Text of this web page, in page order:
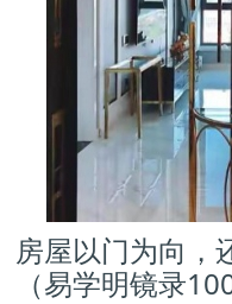
房屋以门为向，
（易学明镜录100